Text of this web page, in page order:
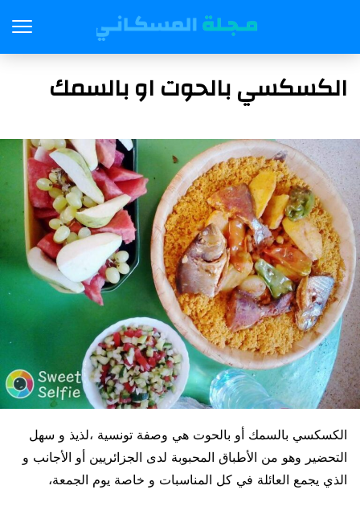
الكسكسي بالحوت او بالسمك
الكسكسي بالسمك أو بالحوت هي وصفة تونسية ،لذيذ و سهل
التحضير وهو من الأطباق المحبوبة لدى الجزائريين أو الأجانب و
الذي يجمع العائلة في كل المناسبات و خاصة يوم الجمعة،